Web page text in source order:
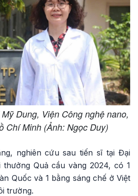
Dung, Viện Công nghệ nano,
Chí Minh (Ảnh: Ngọc Duy)
nghiên cứu sau tiến sĩ tại Đại
thưởng Quả cầu vàng 2024, có 1
Quốc và 1 bằng sáng chế ở Việt
trường.